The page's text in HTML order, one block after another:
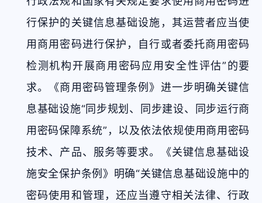
行保护的关键信息基础设施，其运营者应当使
用商用密码进行保护，自行或者委托商用密码
检测机构开展商用密码应用安全性评估”的要
求。《商用密码管理条例》进一步明确关键信
息基础设施“同步规划、同步建设、同步运行商
用密码保障系统”，以及依法依规使用商用密码
技术、产品、服务等要求。《关键信息基础设
施安全保护条例》明确“关键信息基础设施中的
密码使用和管理，还应当遵守相关法律、行政